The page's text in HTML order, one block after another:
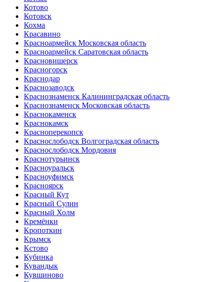
Котово
Котовск
Кохма
Красавино
Красноармейск Московская область
Красноармейск Саратовская область
Красновишерск
Красногорск
Краснодар
Краснозаводск
Краснознаменск Калининградская область
Краснознаменск Московская область
Краснокаменск
Краснокамск
Красноперекопск
Краснослободск Волгоградская область
Краснослободск Мордовия
Краснотурьинск
Красноуральск
Красноуфимск
Красноярск
Красный Кут
Красный Сулин
Красный Холм
Кремёнки
Кропоткин
Крымск
Кстово
Кубинка
Кувандык
Кувшиново